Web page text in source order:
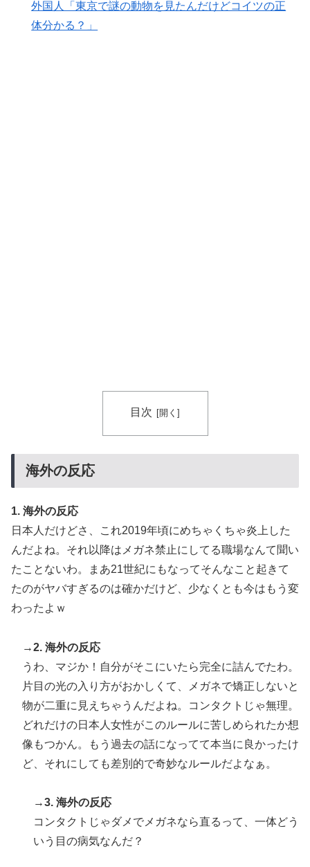
外国人「東京で謎の動物を見たんだけどコイツの正
体分かる？」
目次
海外の反応
1. 海外の反応
日本人だけどさ、これ2019年頃にめちゃくちゃ炎上した
んだよね。それ以降はメガネ禁止にしてる職場なんて聞い
たことないわ。まあ21世紀にもなってそんなこと起きて
たのがヤバすぎるのは確かだけど、少なくとも今はもう変
わったよｗ
→2. 海外の反応
うわ、マジか！自分がそこにいたら完全に詰んでたわ。
片目の光の入り方がおかしくて、メガネで矯正しないと
物が二重に見えちゃうんだよね。コンタクトじゃ無理。
どれだけの日本人女性がこのルールに苦しめられたか想
像もつかん。もう過去の話になってて本当に良かったけ
ど、それにしても差別的で奇妙なルールだよなぁ。
→3. 海外の反応
コンタクトじゃダメでメガネなら直るって、一体どう
いう目の病気なんだ？